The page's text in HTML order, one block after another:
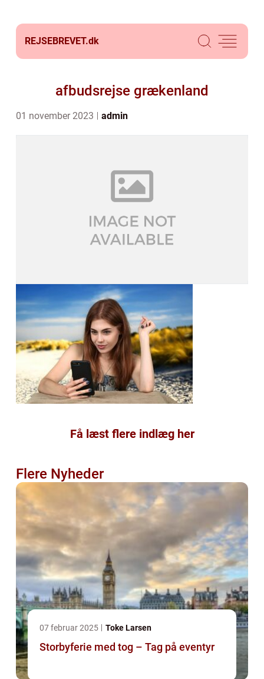
REJSEBREVET.dk
afbudsrejse grækenland
01 november 2023 admin
Få læst flere indlæg her
Flere Nyheder
07 februar 2025 Toke Larsen
Storbyferie med tog – Tag på eventyr